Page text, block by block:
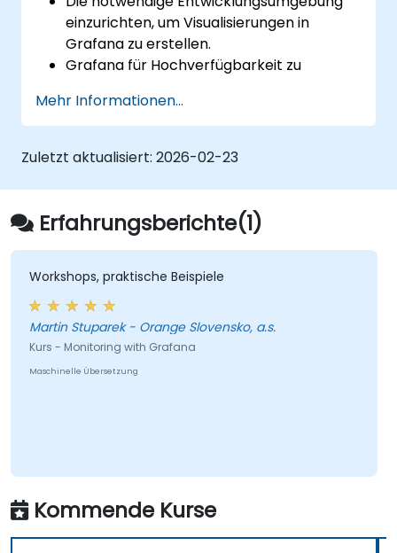
einzurichten, um Visualisierungen in
Grafana zu erstellen.
Grafana für Hochverfügbarkeit zu
Panels und Dashboards mit Daten
anzupassen.
Einen Reverse Proxy für schnelle
Mehr Informationen...
Zuletzt aktualisiert: 2026-02-23
Erfahrungsberichte(1)
Workshops, praktische Beispiele
Martin Stuparek - Orange Slovensko, a.s.
Kurs - Monitoring with Grafana
Maschinelle Übersetzung
Kommende Kurse